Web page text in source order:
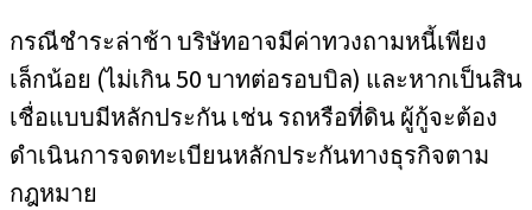
กรณีชำระล่าช้า บริษัทอาจมีค่าทวงถามหนี้เพียง
เล็กน้อย (ไม่เกิน 50 บาทต่อรอบบิล) และหากเป็นสิน
เชื่อแบบมีหลักประกัน เช่น รถหรือที่ดิน ผู้กู้จะต้อง
ดำเนินการจดทะเบียนหลักประกันทางธุรกิจตาม
กฎหมาย